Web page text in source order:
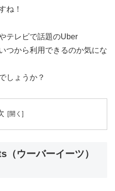
ね！
テレビで話題のUber
つから利用できるのか気にな
しょうか？
ウーバーイーツ）